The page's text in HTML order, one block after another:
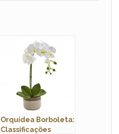
Orquídea Borboleta:
Classificações